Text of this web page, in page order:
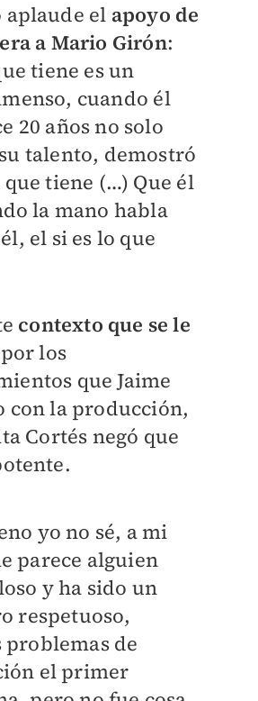
aplaude el apoyo de
a Mario Girón:
tiene es un
cuando él
20 años no solo
talento, demostró
tiene (…) Que él
la mano habla
el si es lo que
contexto que se le
por los
que Jaime
con la producción,
Cortés negó que
yo no sé, a mi
parece alguien
y ha sido un
respetuoso,
de
el primer